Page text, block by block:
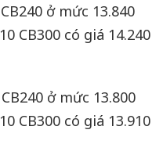
ở mức 13.840
CB300 có giá 14.240
ở mức 13.800
CB300 có giá 13.910